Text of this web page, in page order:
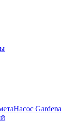
Насос Gardena